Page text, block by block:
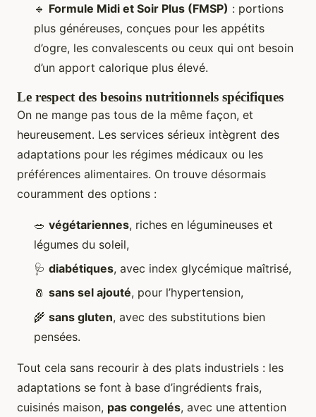
🔹 Formule Midi et Soir Plus (FMSP) : portions
plus généreuses, conçues pour les appétits
d’ogre, les convalescents ou ceux qui ont besoin
d’un apport calorique plus élevé.
Le respect des besoins nutritionnels spécifiques
On ne mange pas tous de la même façon, et
heureusement. Les services sérieux intègrent des
adaptations pour les régimes médicaux ou les
préférences alimentaires. On trouve désormais
couramment des options :
🥗 végétariennes, riches en légumineuses et
légumes du soleil,
🩺 diabétiques, avec index glycémique maîtrisé,
🧂 sans sel ajouté, pour l’hypertension,
🌾 sans gluten, avec des substitutions bien
pensées.
Tout cela sans recourir à des plats industriels : les
adaptations se font à base d’ingrédients frais,
cuisinés maison, pas congelés, avec une attention